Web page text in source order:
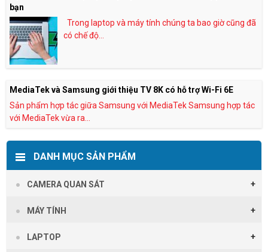
bạn
Trong laptop và máy tính chúng ta bao giờ cũng đã
có chế độ...
MediaTek và Samsung giới thiệu TV 8K có hỗ trợ Wi-Fi 6E
Sản phẩm hợp tác giữa Samsung với MediaTek Samsung hợp tác
với MediaTek vừa ra...
DANH MỤC SẢN PHẨM
CAMERA QUAN SÁT
MÁY TÍNH
LAPTOP